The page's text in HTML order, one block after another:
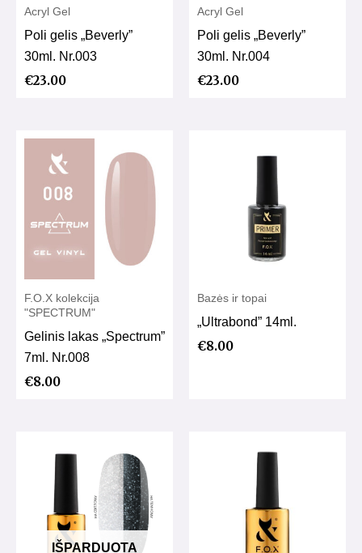
Acryl Gel
Poli gelis „Beverly”
30ml. Nr.003
€23.00
Acryl Gel
Poli gelis „Beverly”
30ml. Nr.004
€23.00
F.O.X kolekcija
"SPECTRUM"
Gelinis lakas „Spectrum”
7ml. Nr.008
€8.00
Bazės ir topai
„Ultrabond” 14ml.
€8.00
IŠPARDUOTA